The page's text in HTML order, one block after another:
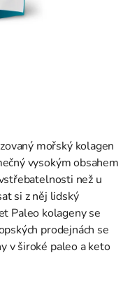
mořský kolagen
vysokým obsahem
než u
si z něj lidský
Paleo kolageny se
prodejnách se
v široké paleo a keto